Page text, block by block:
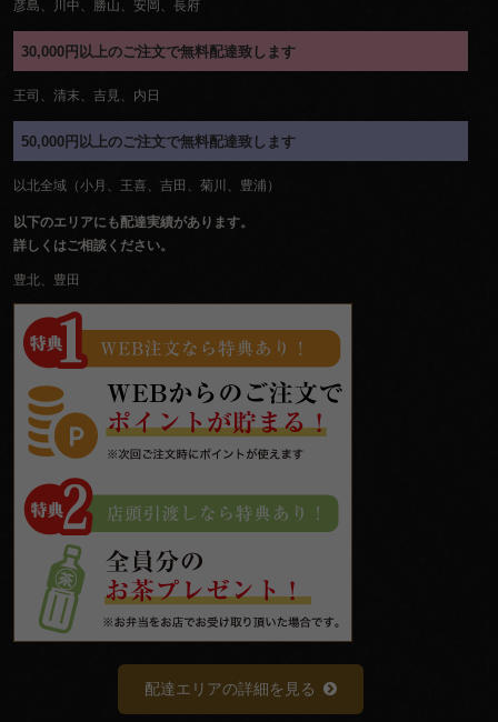
彦島、川中、勝山、安岡、長府
30,000円以上のご注文で無料配達致します
王司、清末、吉見、内日
50,000円以上のご注文で無料配達致します
以北全域（小月、王喜、吉田、菊川、豊浦）
以下のエリアにも配達実績があります。
詳しくはご相談ください。
豊北、豊田
配達エリアの詳細を見る